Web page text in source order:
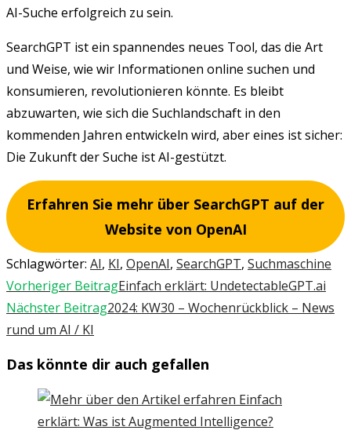
AI-Suche erfolgreich zu sein.
SearchGPT ist ein spannendes neues Tool, das die Art
und Weise, wie wir Informationen online suchen und
konsumieren, revolutionieren könnte. Es bleibt
abzuwarten, wie sich die Suchlandschaft in den
kommenden Jahren entwickeln wird, aber eines ist sicher:
Die Zukunft der Suche ist AI-gestützt.
Erfahren Sie mehr über SearchGPT auf der
Website von OpenAI
Schlagwörter: AI, KI, OpenAI, SearchGPT, Suchmaschine
Weitere
Artikel
ansehen
Vorheriger BeitragEinfach erklärt: UndetectableGPT.ai
Nächster Beitrag2024: KW30 – Wochenrückblick – News
rund um AI / KI
Das könnte dir auch gefallen